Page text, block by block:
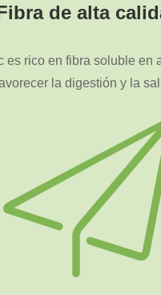
de alta
es rico en fibra soluble en
la digestión y la